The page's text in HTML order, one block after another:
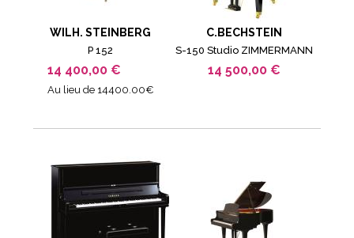
WILH. STEINBERG
P 152
14 400,00 €
Au lieu de 14400.00€
C.BECHSTEIN
S-150 Studio ZIMMERMANN
14 500,00 €